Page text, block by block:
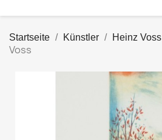
Startseite Künstler Heinz Voss
Voss